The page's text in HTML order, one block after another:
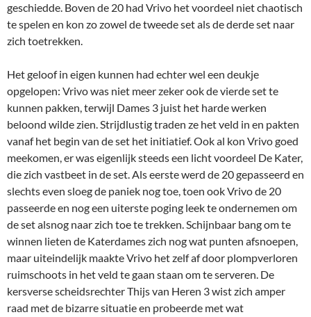
geschiedde. Boven de 20 had Vrivo het voordeel niet chaotisch
te spelen en kon zo zowel de tweede set als de derde set naar
zich toetrekken.
Het geloof in eigen kunnen had echter wel een deukje
opgelopen: Vrivo was niet meer zeker ook de vierde set te
kunnen pakken, terwijl Dames 3 juist het harde werken
beloond wilde zien. Strijdlustig traden ze het veld in en pakten
vanaf het begin van de set het initiatief. Ook al kon Vrivo goed
meekomen, er was eigenlijk steeds een licht voordeel De Kater,
die zich vastbeet in de set. Als eerste werd de 20 gepasseerd en
slechts even sloeg de paniek nog toe, toen ook Vrivo de 20
passeerde en nog een uiterste poging leek te ondernemen om
de set alsnog naar zich toe te trekken. Schijnbaar bang om te
winnen lieten de Katerdames zich nog wat punten afsnoepen,
maar uiteindelijk maakte Vrivo het zelf af door plompverloren
ruimschoots in het veld te gaan staan om te serveren. De
kersverse scheidsrechter Thijs van Heren 3 wist zich amper
raad met de bizarre situatie en probeerde met wat